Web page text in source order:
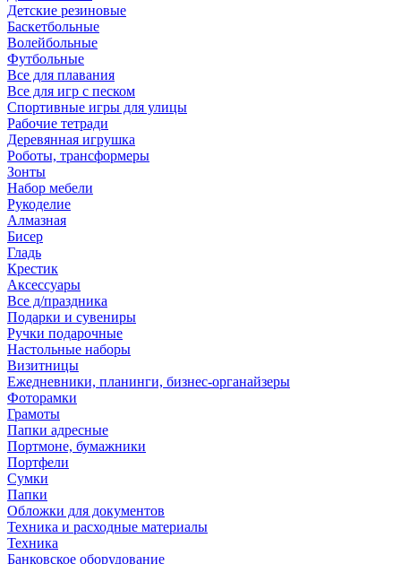
Детские резиновые
Баскетбольные
Волейбольные
Футбольные
Все для плавания
Все для игр с песком
Спортивные игры для улицы
Рабочие тетради
Деревянная игрушка
Роботы, трансформеры
Зонты
Набор мебели
Рукоделие
Алмазная
Бисер
Гладь
Крестик
Аксессуары
Все д/праздника
Подарки и сувениры
Ручки подарочные
Настольные наборы
Визитницы
Ежедневники, планинги, бизнес-органайзеры
Фоторамки
Грамоты
Папки адресные
Портмоне, бумажники
Портфели
Сумки
Папки
Обложки для документов
Техника и расходные материалы
Техника
Банковское оборудование